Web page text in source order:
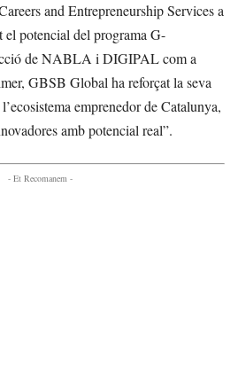
and Entrepreneurship Services a
potencial del programa G-
de NABLA i DIGIPAL com a
GBSB Global ha reforçat la seva
emprenedor de Catalunya,
amb potencial real”.
- Et Recomanem -